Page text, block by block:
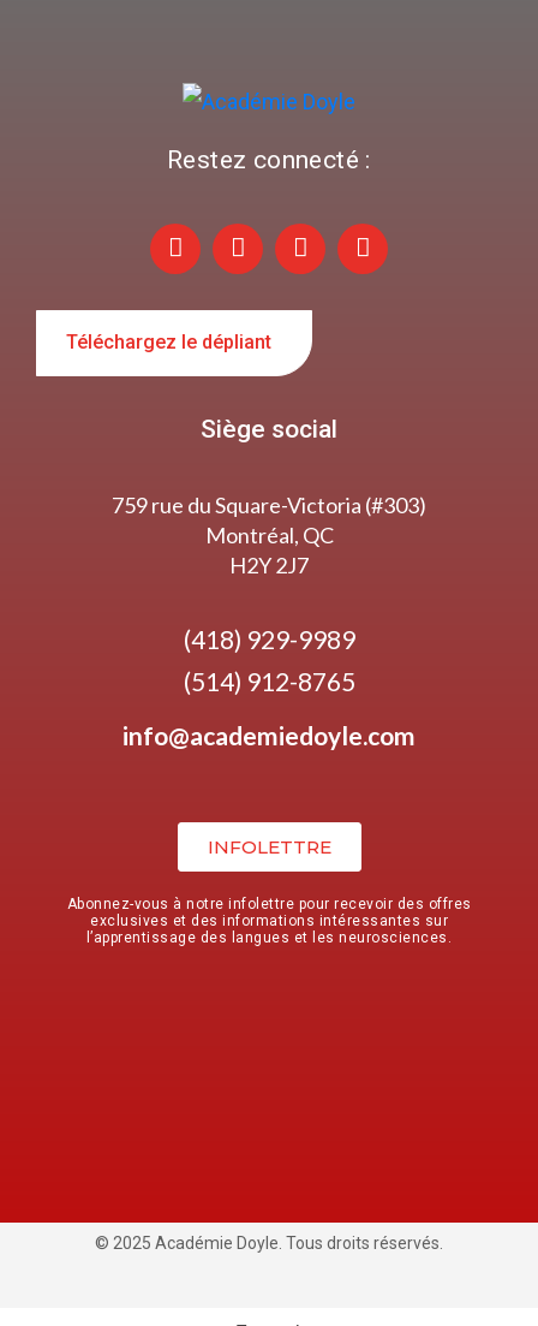
Restez connecté :
Téléchargez le dépliant
Siège social
759 rue du Square-Victoria (#303)
Montréal, QC
H2Y 2J7
(418) 929-9989
(514) 912-8765
info@academiedoyle.com
INFOLETTRE
Abonnez-vous à notre infolettre pour recevoir des offres
exclusives et des informations intéressantes sur
l’apprentissage des langues et les neurosciences.
© 2025 Académie Doyle. Tous droits réservés.